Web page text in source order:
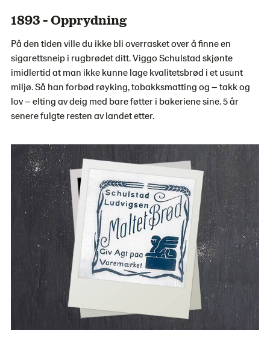
1893 - Opprydning
På den tiden ville du ikke bli overrasket over å finne en
sigarettsneip i rugbrødet ditt. Viggo Schulstad skjønte
imidlertid at man ikke kunne lage kvalitetsbrød i et usunt
miljø. Så han forbød røyking, tobakksmatting og – takk og
lov – elting av deig med bare føtter i bakeriene sine. 5 år
senere fulgte resten av landet etter.